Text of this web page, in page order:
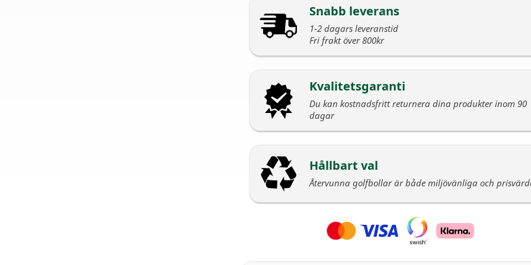
Snabb leverans
1-2 dagars leveranstid
Fri frakt över 800kr
Kvalitetsgaranti
Du kan kostnadsfritt returnera dina produkter inom 90
dagar
Hållbart val
Återvunna golfbollar är både miljövänliga och